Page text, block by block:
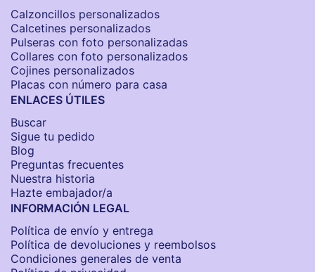
Calzoncillos personalizados​
Calcetines personalizados
Pulseras con foto personalizadas
Collares con foto personalizados
Cojines personalizados
Placas con número para casa
ENLACES ÚTILES
Buscar
Sigue tu pedido
Blog
Preguntas frecuentes
Nuestra historia
Hazte embajador/a
INFORMACIÓN LEGAL
Política de envío y entrega
Política de devoluciones y reembolsos
Condiciones generales de venta